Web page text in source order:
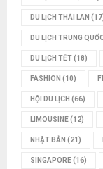
DU LỊCH THÁI LAN
DU LỊCH TRUNG
DU LỊCH TẾT(18)
FASHION (10)
HỘI DU LỊCH (66)
LIMOUSINE(12)
NHẬT BẢN (21)
SINGAPORE(16)